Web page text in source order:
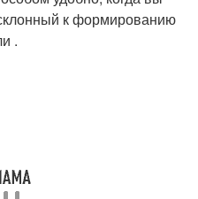
к формированию
.